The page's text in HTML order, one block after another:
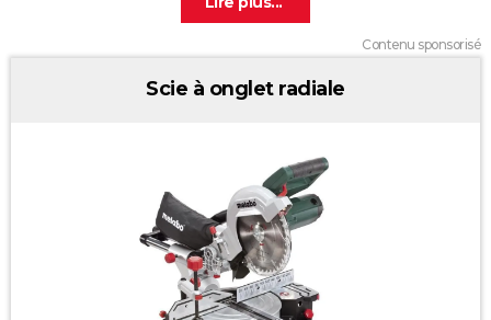
Contenu sponsorisé
Scie à onglet radiale